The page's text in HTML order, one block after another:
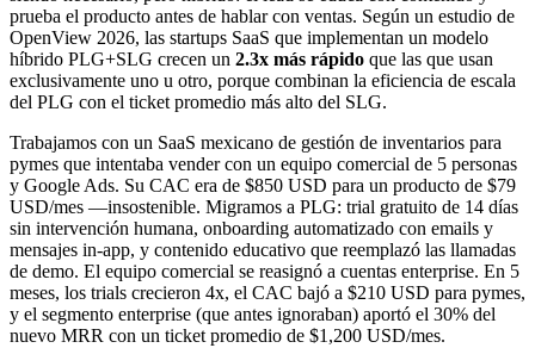
prueba el producto antes de hablar con ventas. Según un estudio de
OpenView 2026, las startups SaaS que implementan un modelo
híbrido PLG+SLG crecen un 2.3x más rápido que las que usan
exclusivamente uno u otro, porque combinan la eficiencia de escala
del PLG con el ticket promedio más alto del SLG.
Trabajamos con un SaaS mexicano de gestión de inventarios para
pymes que intentaba vender con un equipo comercial de 5 personas
y Google Ads. Su CAC era de $850 USD para un producto de $79
USD/mes —insostenible. Migramos a PLG: trial gratuito de 14 días
sin intervención humana, onboarding automatizado con emails y
mensajes in-app, y contenido educativo que reemplazó las llamadas
de demo. El equipo comercial se reasignó a cuentas enterprise. En 5
meses, los trials crecieron 4x, el CAC bajó a $210 USD para pymes,
y el segmento enterprise (que antes ignoraban) aportó el 30% del
nuevo MRR con un ticket promedio de $1,200 USD/mes.